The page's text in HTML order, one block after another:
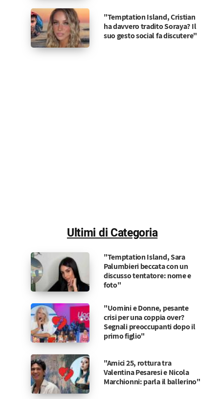
"Temptation Island, Cristian
ha davvero tradito Soraya? Il
suo gesto social fa discutere"
Ultimi di Categoria
"Temptation Island, Sara
Palumbieri beccata con un
discusso tentatore: nome e
foto"
"Uomini e Donne, pesante
crisi per una coppia over?
Segnali preoccupanti dopo il
primo figlio"
"Amici 25, rottura tra
Valentina Pesaresi e Nicola
Marchionni: parla il ballerino"